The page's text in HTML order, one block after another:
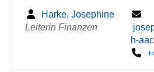
Harke, Josephine
Leiterin Finanzen
h-